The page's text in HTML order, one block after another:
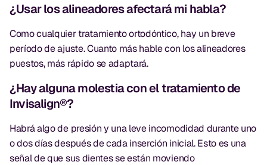
¿Usar los alineadores afectará mi habla?
Como cualquier tratamiento ortodóntico, hay un breve
período de ajuste. Cuanto más hable con los alineadores
puestos, más rápido se adaptará.
¿Hay alguna molestia con el tratamiento de
Invisalign®?
Habrá algo de presión y una leve incomodidad durante uno
o dos días después de cada inserción inicial. Esto es una
señal de que sus dientes se están moviendo